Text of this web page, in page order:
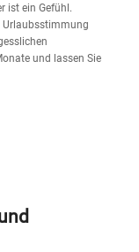
ist ein Gefühl.
Urlaubsstimmung
und lassen Sie